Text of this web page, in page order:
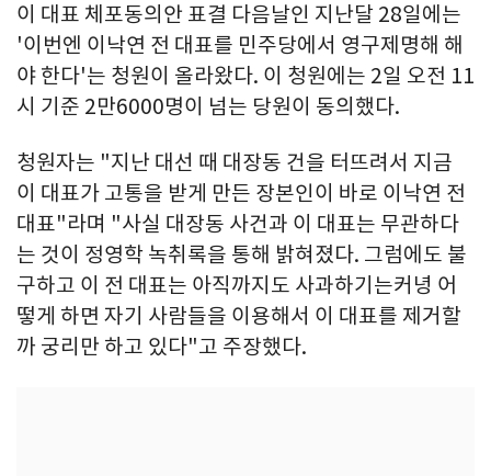
이 대표 체포동의안 표결 다음날인 지난달 28일에는
'이번엔 이낙연 전 대표를 민주당에서 영구제명해 해
야 한다'는 청원이 올라왔다. 이 청원에는 2일 오전 11
시 기준 2만6000명이 넘는 당원이 동의했다.
청원자는 "지난 대선 때 대장동 건을 터뜨려서 지금
이 대표가 고통을 받게 만든 장본인이 바로 이낙연 전
대표"라며 "사실 대장동 사건과 이 대표는 무관하다
는 것이 정영학 녹취록을 통해 밝혀졌다. 그럼에도 불
구하고 이 전 대표는 아직까지도 사과하기는커녕 어
떻게 하면 자기 사람들을 이용해서 이 대표를 제거할
까 궁리만 하고 있다"고 주장했다.